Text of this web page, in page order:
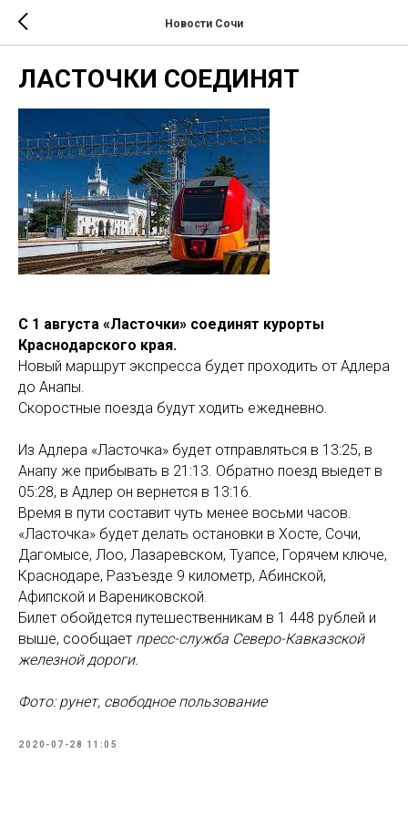
Новости Сочи
ЛАСТОЧКИ СОЕДИНЯТ
С 1 августа «Ласточки» соединят курорты
Краснодарского края.
Новый маршрут экспресса будет проходить от Адлера
до Анапы.
Скоростные поезда будут ходить ежедневно.
Из Адлера «Ласточка» будет отправляться в 13:25, в
Анапу же прибывать в 21:13. Обратно поезд выедет в
05:28, в Адлер он вернется в 13:16.
Время в пути составит чуть менее восьми часов.
«Ласточка» будет делать остановки в Хосте, Сочи,
Дагомысе, Лоо, Лазаревском, Туапсе, Горячем ключе,
Краснодаре, Разъезде 9 километр, Абинской,
Афипской и Варениковской.
Билет обойдется путешественникам в 1 448 рублей и
выше, сообщает пресс-служба Северо-Кавказской
железной дороги.
Фото: рунет, свободное пользование
2020-07-28 11:05